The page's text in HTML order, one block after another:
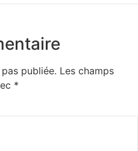
publiée. Les champs
*